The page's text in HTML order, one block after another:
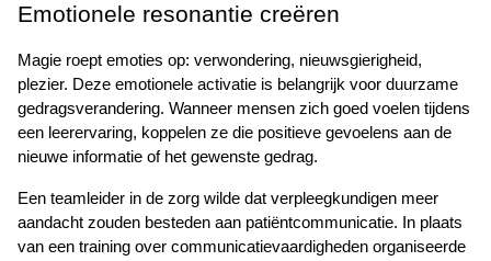
Emotionele resonantie creëren
Magie roept emoties op: verwondering, nieuwsgierigheid,
plezier. Deze emotionele activatie is belangrijk voor duurzame
gedragsverandering. Wanneer mensen zich goed voelen tijdens
een leerervaring, koppelen ze die positieve gevoelens aan de
nieuwe informatie of het gewenste gedrag.
Een teamleider in de zorg wilde dat verpleegkundigen meer
aandacht zouden besteden aan patiëntcommunicatie. In plaats
van een training over communicatievaardigheden organiseerde